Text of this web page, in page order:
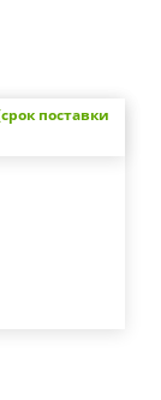
поставки